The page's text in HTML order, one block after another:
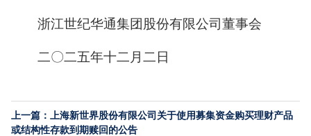
浙江世纪华通集团股份有限公司董事会
二〇二五年十二月二日
上一篇：上海新世界股份有限公司关于使用募集资金购买理财产品
或结构性存款到期赎回的公告